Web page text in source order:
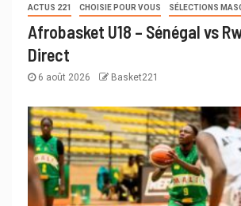
ACTUS 221 CHOISIE POUR VOUS SÉLECTIONS
Afrobasket U18 – Sénégal vs
Direct
6 août 2026 Basket221